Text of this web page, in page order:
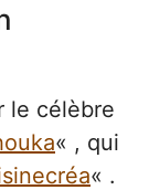
le célèbre
« , qui
« .